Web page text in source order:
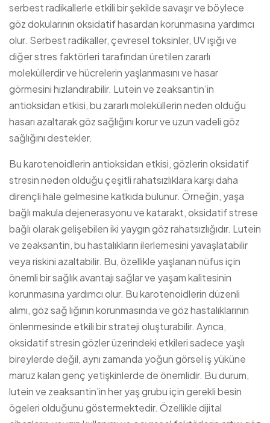
serbest radikallerle etkili bir şekilde savaşır ve böylece
göz dokularının oksidatif hasardan korunmasına yardımcı
olur. Serbest radikaller, çevresel toksinler, UV ışığı ve
diğer stres faktörleri tarafından üretilen zararlı
moleküllerdir ve hücrelerin yaşlanmasını ve hasar
görmesini hızlandırabilir. Lutein ve zeaksantin’in
antioksidan etkisi, bu zararlı moleküllerin neden olduğu
hasarı azaltarak göz sağlığını korur ve uzun vadeli göz
sağlığını destekler.
Bu karotenoidlerin antioksidan etkisi, gözlerin oksidatif
stresin neden olduğu çeşitli rahatsızlıklara karşı daha
dirençli hale gelmesine katkıda bulunur. Örneğin, yaşa
bağlı makula dejenerasyonu ve katarakt, oksidatif strese
bağlı olarak gelişebilen iki yaygın göz rahatsızlığıdır. Lutein
ve zeaksantin, bu hastalıkların ilerlemesini yavaşlatabilir
veya riskini azaltabilir. Bu, özellikle yaşlanan nüfus için
önemli bir sağlık avantajı sağlar ve yaşam kalitesinin
korunmasına yardımcı olur. Bu karotenoidlerin düzenli
alımı, göz sağ lığının korunmasında ve göz hastalıklarının
önlenmesinde etkili bir strateji oluşturabilir. Ayrıca,
oksidatif stresin gözler üzerindeki etkileri sadece yaşlı
bireylerde değil, aynı zamanda yoğun görsel iş yüküne
maruz kalan genç yetişkinlerde de önemlidir. Bu durum,
lutein ve zeaksantin’in her yaş grubu için gerekli besin
ögeleri olduğunu göstermektedir. Özellikle dijital